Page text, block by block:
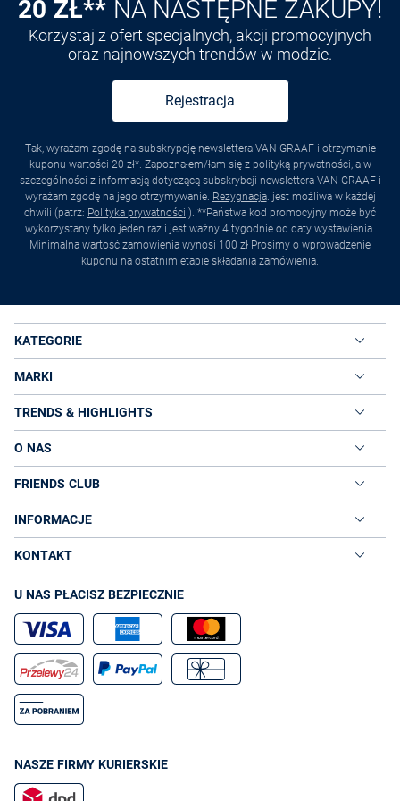
20 ZŁ** NA NASTĘPNE ZAKUPY!
Korzystaj z ofert specjalnych, akcji promocyjnych
oraz najnowszych trendów w modzie.
Rejestracja
Tak, wyrażam zgodę na subskrypcję newslettera VAN GRAAF i otrzymanie
kuponu wartości 20 zł*. Zapoznałem/łam się z polityką prywatności, a w
szczególności z informacją dotyczącą subskrybcji newslettera VAN GRAAF i
wyrażam zgodę na jego otrzymywanie. Rezygnacja. jest możliwa w każdej
chwili (patrz: Polityka prywatności ). **Państwa kod promocyjny może być
wykorzystany tylko jeden raz i jest ważny 4 tygodnie od daty wystawienia.
Minimalna wartość zamówienia wynosi 100 zł Prosimy o wprowadzenie
kuponu na ostatnim etapie składania zamówienia.
KATEGORIE
MARKI
TRENDS & HIGHLIGHTS
O NAS
FRIENDS CLUB
INFORMACJE
KONTAKT
U NAS PŁACISZ BEZPIECZNIE
NASZE FIRMY KURIERSKIE